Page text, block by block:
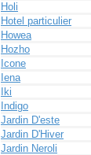
Holi
Hotel particulier
Howea
Hozho
Icone
Iena
Iki
Indigo
Jardin D'este
Jardin D'Hiver
Jardin Neroli